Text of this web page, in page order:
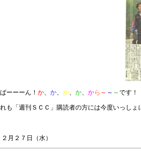
ーーーん！ か、 か、 か、 か、 から ～ ～ ～です！
も「週刊ＳＣＣ」購読者の方には今度いっしょ
月 ２７ 日（水）